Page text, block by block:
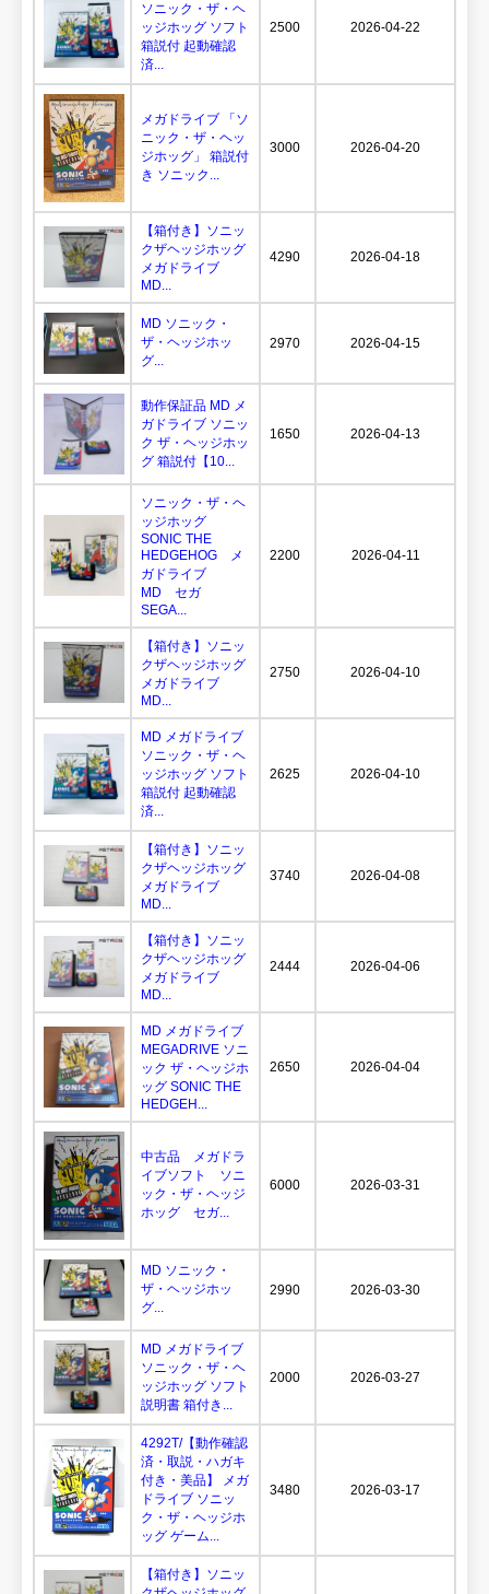
ソニック・ザ・ヘ
ッジホッグ ソフト
箱説付 起動確認
済...
2500 2026-04-22
メガドライブ 「ソ
ニック・ザ・ヘッ
ジホッグ」 箱説付
き ソニック...
3000 2026-04-20
【箱付き】ソニッ
クザヘッジホッグ
メガドライブ
MD...
4290 2026-04-18
MD ソニック・
ザ・ヘッジホッ
グ...
2970 2026-04-15
動作保証品 MD メ
ガドライブ ソニッ
ク ザ・ヘッジホッ
グ 箱説付【10...
1650 2026-04-13
ソニック・ザ・ヘ
ッジホッグ
SONIC THE
HEDGEHOG メ
ガドライブ
MD セガ
SEGA...
2200 2026-04-11
【箱付き】ソニッ
クザヘッジホッグ
メガドライブ
MD...
2750 2026-04-10
MD メガドライブ
ソニック・ザ・ヘ
ッジホッグ ソフト
箱説付 起動確認
済...
2625 2026-04-10
【箱付き】ソニッ
クザヘッジホッグ
メガドライブ
MD...
3740 2026-04-08
【箱付き】ソニッ
クザヘッジホッグ
メガドライブ
MD...
2444 2026-04-06
MD メガドライブ
MEGADRIVE ソニ
ック ザ・ヘッジホ
ッグ SONIC THE
HEDGEH...
2650 2026-04-04
中古品 メガドラ
イブソフト ソニ
ック・ザ・ヘッジ
ホッグ セガ...
6000 2026-03-31
MD ソニック・
ザ・ヘッジホッ
グ...
2990 2026-03-30
MD メガドライブ
ソニック・ザ・ヘ
ッジホッグ ソフト
説明書 箱付き...
2000 2026-03-27
4292T/【動作確認
済・取説・ハガキ
付き・美品】 メガ
ドライブ ソニッ
ク・ザ・ヘッジホ
ッグ ゲーム...
3480 2026-03-17
【箱付き】ソニッ